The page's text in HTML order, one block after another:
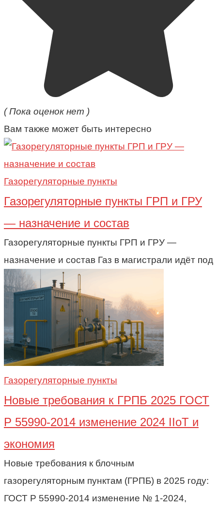
( Пока оценок нет )
Вам также может быть интересно
Газорегуляторные пункты
Газорегуляторные пункты ГРП и ГРУ
— назначение и состав
Газорегуляторные пункты ГРП и ГРУ —
назначение и состав Газ в магистрали идёт под
Газорегуляторные пункты
Новые требования к ГРПБ 2025 ГОСТ
Р 55990-2014 изменение 2024 IIoT и
экономия
Новые требования к блочным
газорегуляторным пунктам (ГРПБ) в 2025 году:
ГОСТ Р 55990-2014 изменение № 1-2024,